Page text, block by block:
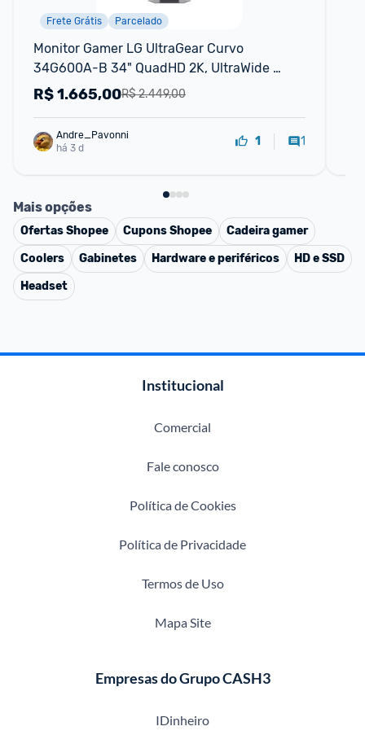
Frete Grátis Parcelado
Monitor Gamer LG UltraGear Curvo
34G600A-B 34" QuadHD 2K, UltraWide
1800R, 160Hz, 1msR$ 2.449,00
R$1.665,00
Andre_Pavonni
há 3 d
1 1
Mais opções
OfertasShopee CuponsShopee
Cadeira gamer
Coolers
Gabinetes Hardware e periféricos
HD e SSD
Headset
Institucional
Comercial
Fale conosco
Política de Cookies
Política de Privacidade
Termos de Uso
Mapa Site
Empresas do Grupo CASH3
IDinheiro